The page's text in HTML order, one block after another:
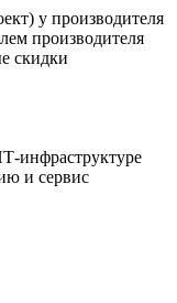
у производителя
производителя
скидки
инфраструктуре
и сервис